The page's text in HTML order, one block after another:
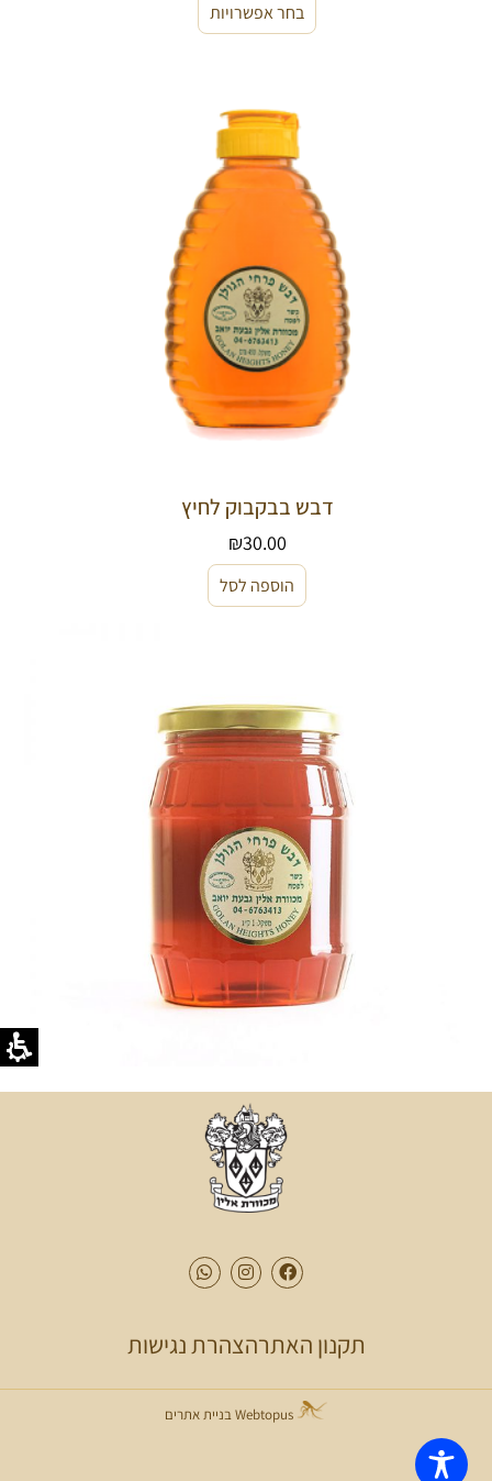
בחר אפשרויות
דבש בבקבוק לחיץ
₪30.00
הוספה לסל
תקנון האתרהצהרת נגישות